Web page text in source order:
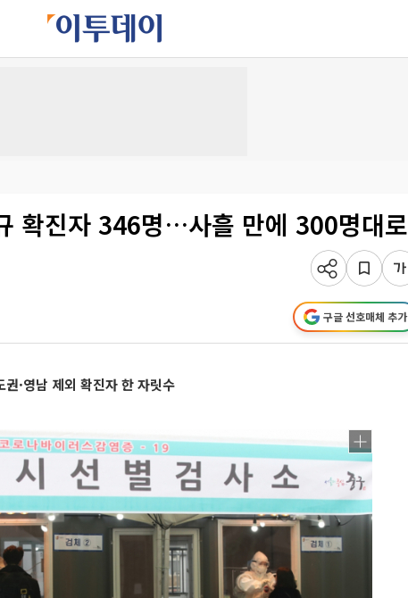
확진자 346명…사흘 만에 300명대로
구글 선호매체 추가
·영남 제외 확진자 한 자릿수